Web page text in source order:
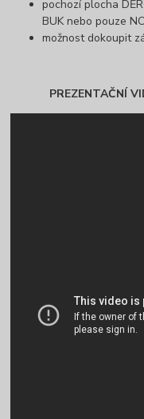
pochozí plocha
BUK nebo pouze
možnost dokoupit
PREZENTAČNÍ